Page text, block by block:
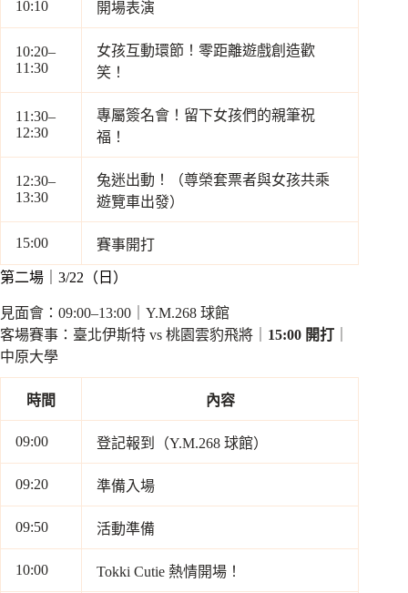
10:10 開場表演
10:20–
11:30
女孩互動環節！零距離遊戲創造歡
笑！
11:30–
12:30
專屬簽名會！留下女孩們的親筆祝
福！
12:30–
13:30
兔迷出動！（尊榮套票者與女孩共乘
遊覽車出發）
15:00 賽事開打
第二場｜3/22（日）
見面會：09:00–13:00｜Y.M.268 球館
客場賽事：臺北伊斯特 vs 桃園雲豹飛將｜ 15:00 開打
中原大學
時間 內容
09:00 登記報到（Y.M.268 球館）
09:20 準備入場
09:50 活動準備
10:00 Tokki Cutie 熱情開場！